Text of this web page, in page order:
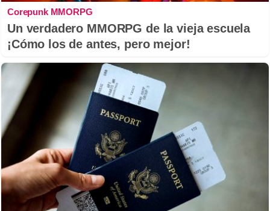
Corepunk MMORPG
Un verdadero MMORPG de la vieja escuela
¡Cómo los de antes, pero mejor!